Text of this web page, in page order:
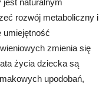
rozwój metaboliczny i
umiejętność
zmienia się
życia dziecka są
upodobań,